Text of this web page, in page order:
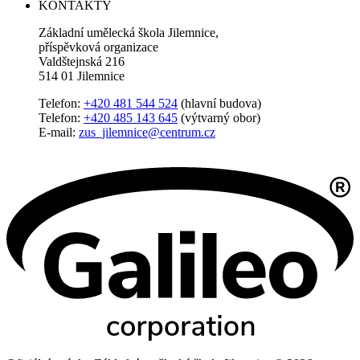
KONTAKTY
Základní umělecká škola Jilemnice,
příspěvková organizace
Valdštejnská 216
514 01 Jilemnice
Telefon: +420 481 544 524 (hlavní budova)
Telefon: +420 485 143 645 (výtvarný obor)
E-mail: zus_jilemnice@centrum.cz